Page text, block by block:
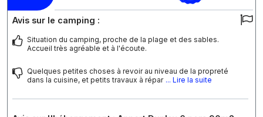
Avis sur le camping :
Situation du camping, proche de la plage et des sables.
Accueil très agréable et à l'écoute.
Quelques petites choses à revoir au niveau de la propreté
dans la cuisine, et petits travaux à répar ... Lire la suite